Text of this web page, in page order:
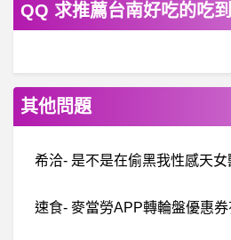
QQ 求推薦台南好吃的吃
其他問題